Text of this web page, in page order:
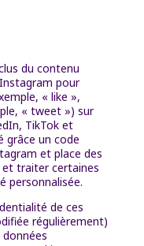
du contenu
pour
« like »,
« tweet ») sur
TikTok et
grâce un code
et place des
traiter certaines
personnalisée.
de ces
régulièrement)